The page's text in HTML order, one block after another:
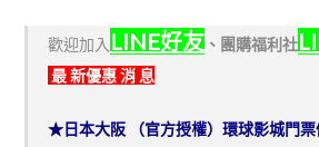
歡迎加入 LINE好友 、 團購福利社
最 新優惠 消 息
★日本大阪 （官方授權）環球影城門票